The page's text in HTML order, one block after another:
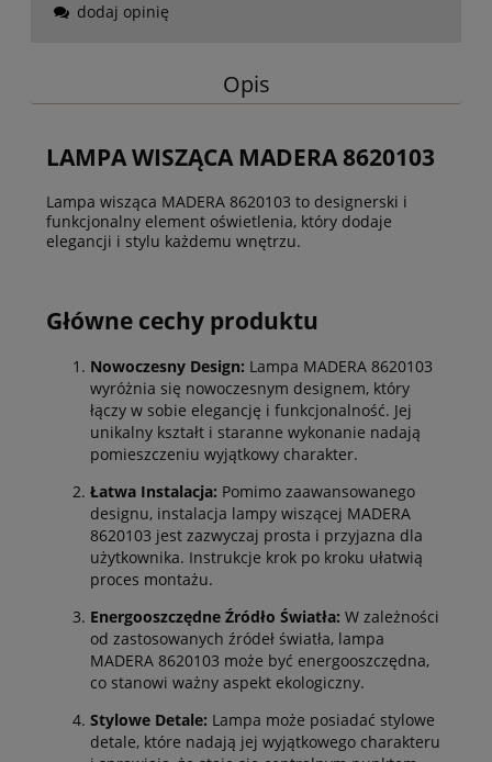
dodaj opinię
Opis
LAMPA WISZĄCA MADERA 8620103
Lampa wisząca MADERA 8620103 to designerski i
funkcjonalny element oświetlenia, który dodaje
elegancji i stylu każdemu wnętrzu.
Główne cechy produktu
Nowoczesny Design: Lampa MADERA 8620103
wyróżnia się nowoczesnym designem, który
łączy w sobie elegancję i funkcjonalność. Jej
unikalny kształt i staranne wykonanie nadają
pomieszczeniu wyjątkowy charakter.
Łatwa Instalacja: Pomimo zaawansowanego
designu, instalacja lampy wiszącej MADERA
8620103 jest zazwyczaj prosta i przyjazna dla
użytkownika. Instrukcje krok po kroku ułatwią
proces montażu.
Energooszczędne Źródło Światła: W zależności
od zastosowanych źródeł światła, lampa
MADERA 8620103 może być energooszczędna,
co stanowi ważny aspekt ekologiczny.
Stylowe Detale: Lampa może posiadać stylowe
detale, które nadają jej wyjątkowego charakteru